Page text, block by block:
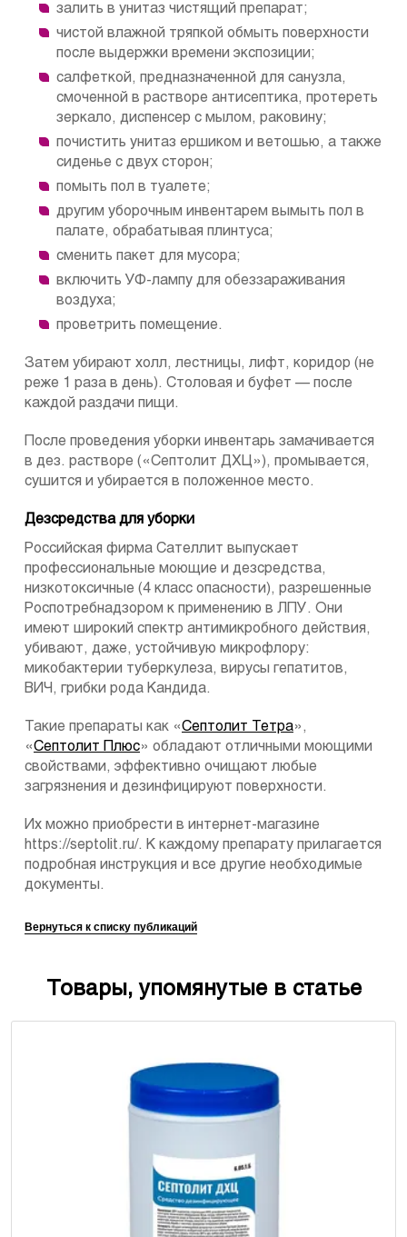
залить в унитаз чистящий препарат;
чистой влажной тряпкой обмыть поверхности
после выдержки времени экспозиции;
салфеткой, предназначенной для санузла,
смоченной в растворе антисептика, протереть
зеркало, диспенсер с мылом, раковину;
почистить унитаз ершиком и ветошью, а также
сиденье с двух сторон;
помыть пол в туалете;
другим уборочным инвентарем вымыть пол в
палате, обрабатывая плинтуса;
сменить пакет для мусора;
включить УФ-лампу для обеззараживания
воздуха;
проветрить помещение.
Затем убирают холл, лестницы, лифт, коридор (не
реже 1 раза в день). Столовая и буфет — после
каждой раздачи пищи.
После проведения уборки инвентарь замачивается
в дез. растворе («Септолит ДХЦ»), промывается,
сушится и убирается в положенное место.
Дезсредства для уборки
Российская фирма Сателлит выпускает
профессиональные моющие и дезсредства,
низкотоксичные (4 класс опасности), разрешенные
Роспотребнадзором к применению в ЛПУ. Они
имеют широкий спектр антимикробного действия,
убивают, даже, устойчивую микрофлору:
микобактерии туберкулеза, вирусы гепатитов,
ВИЧ, грибки рода Кандида.
Такие препараты как «Септолит Тетра»,
«Септолит Плюс» обладают отличными моющими
свойствами, эффективно очищают любые
загрязнения и дезинфицируют поверхности.
Их можно приобрести в интернет-магазине
https://septolit.ru/. К каждому препарату прилагается
подробная инструкция и все другие необходимые
документы.
Вернуться к списку публикаций
Товары, упомянутые в статье